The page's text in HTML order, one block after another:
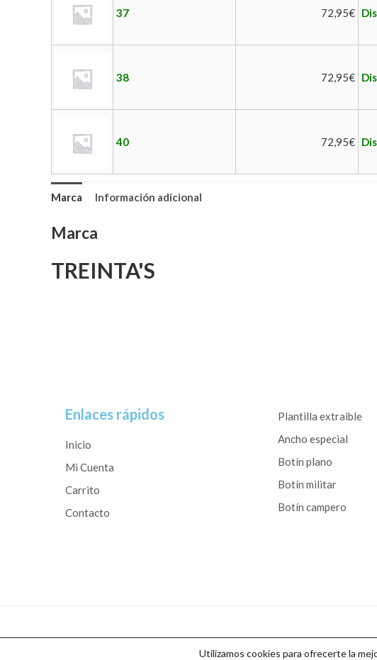
37 72,95€
38 72,95€
40 72,95€
Marca Información adicional
Marca
TREINTA'S
Enlaces rápidos
Inicio
Mi Cuenta
Carrito
Contacto
Plantilla extraible
Ancho especial
Botín plano
Botín militar
Botín campero
Utilizamos cookies para ofrecerte la